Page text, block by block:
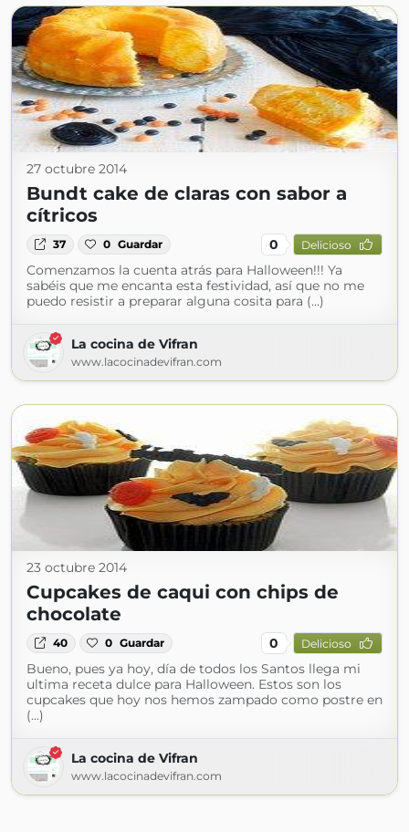
27 octubre 2014
Bundt cake de claras con sabor a
cítricos
37 0 Guardar 0 Delicioso
Comenzamos la cuenta atrás para Halloween!!! Ya
sabéis que me encanta esta festividad, así que no me
puedo resistir a preparar alguna cosita para (...)
La cocina de Vifran
www.lacocinadevifran.com
23 octubre 2014
Cupcakes de caqui con chips de
chocolate
40 0 Guardar 0 Delicioso
Bueno, pues ya hoy, día de todos los Santos llega mi
ultima receta dulce para Halloween. Estos son los
cupcakes que hoy nos hemos zampado como postre en
(...)
La cocina de Vifran
www.lacocinadevifran.com